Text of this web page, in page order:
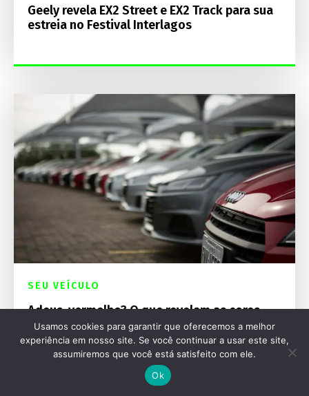
Geely revela EX2 Street e EX2 Track para sua
estreia no Festival Interlagos
SEU VEÍCULO
Adeus, vermelho? O que revelam as cores
mais buscadas nos carros
Usamos cookies para garantir que oferecemos a melhor
experiência em nosso site. Se você continuar a usar este site,
assumiremos que você está satisfeito com ele.
Ok